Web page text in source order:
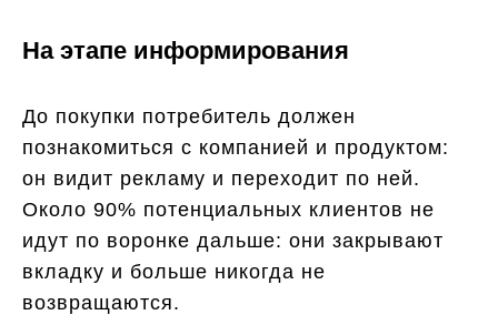
На этапе информирования
До покупки потребитель должен
познакомиться с компанией и продуктом:
он видит рекламу и переходит по ней.
Около 90% потенциальных клиентов не
идут по воронке дальше: они закрывают
вкладку и больше никогда не
возвращаются.